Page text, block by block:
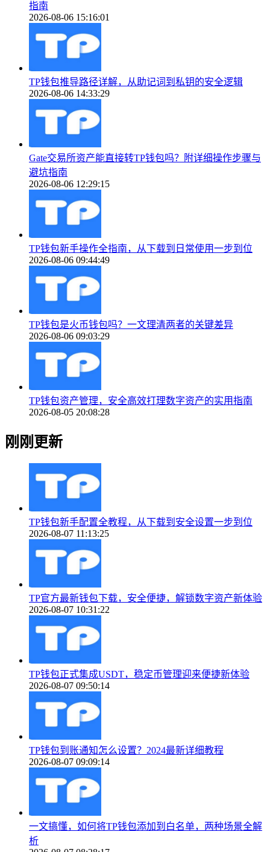
指南
2026-08-06 15:16:01
TP钱包推导路径详解，从助记词到私钥的安全逻辑
2026-08-06 14:33:29
Gate交易所资产能直接转TP钱包吗？附详细操作步骤与
避坑指南
2026-08-06 12:29:15
TP钱包新手操作全指南，从下载到日常使用一步到位
2026-08-06 09:44:49
TP钱包是火币钱包吗？一文理清两者的关键差异
2026-08-06 09:03:29
TP钱包资产管理，安全高效打理数字资产的实用指南
2026-08-05 20:08:28
刚刚更新
TP钱包新手配置全教程，从下载到安全设置一步到位
2026-08-07 11:13:25
TP官方最新钱包下载，安全便捷，解锁数字资产新体验
2026-08-07 10:31:22
TP钱包正式集成USDT，稳定币管理迎来便捷新体验
2026-08-07 09:50:14
TP钱包到账通知怎么设置？2024最新详细教程
2026-08-07 09:09:14
一文搞懂，如何将TP钱包添加到白名单，两种场景全解
析